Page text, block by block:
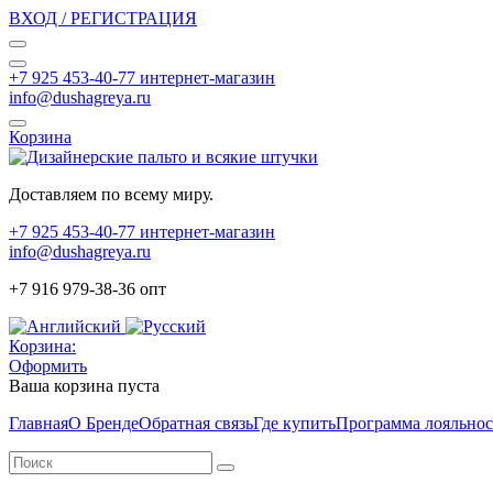
ВХОД / РЕГИСТРАЦИЯ
+7 925 453-40-77 интернет-магазин
info@dushagreya.ru
Корзина
Доставляем по всему миру.
+7 925 453-40-77 интернет-магазин
info@dushagreya.ru
+7 916 979-38-36 опт
Корзина:
Оформить
Ваша корзина пуста
ГлавнаяО БрендеОбратная связьГде купитьПрограмма